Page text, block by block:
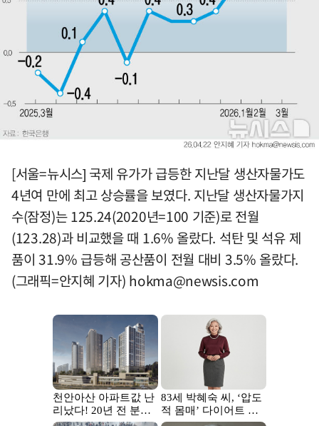
[서울=뉴시스] 국제 유가가 급등한 지난달 생산자물가도
4년여 만에 최고 상승률을 보였다. 지난달 생산자물가지
수(잠정)는 125.24(2020년=100 기준)로 전월
(123.28)과 비교했을 때 1.6% 올랐다. 석탄 및 석유 제
품이 31.9% 급등해 공산품이 전월 대비 3.5% 올랐다.
(그래픽=안지혜 기자) hokma@newsis.com